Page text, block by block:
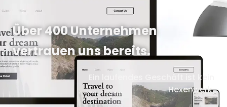
Über 400 Unternehmen
vertrauen uns bereits.
Ein laufendes Geschäft ist kein
Hexenwerk.